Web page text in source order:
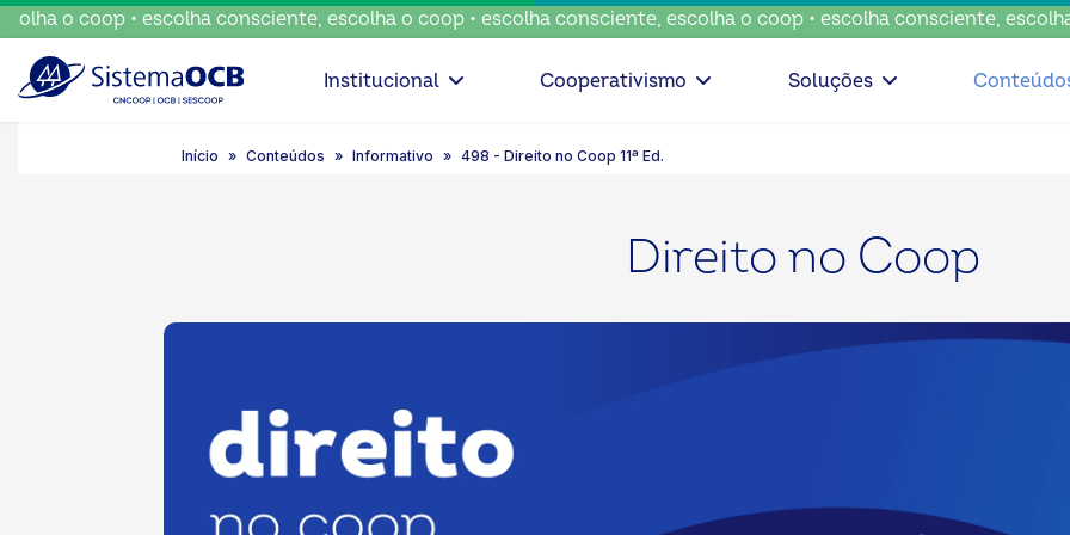
coop • escolha consciente, escolha o coop • escolha consciente, escolha o coop • escolha consciente, escolha
Institucional Cooperativismo Soluções
Início Conteúdos Informativo 498 - Direito no Coop 11ª Ed.
Direito no Coop